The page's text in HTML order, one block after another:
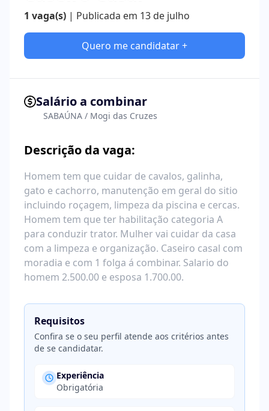
1 vaga(s) | Publicada em 13 de julho
Quero me candidatar +
Salário a combinar
SABAÚNA / Mogi das Cruzes
Descrição da vaga:
Homem tem que cuidar de cavalos, galinha,
gato e cachorro, manutenção em geral do sitio
incluindo roçagem, limpeza da piscina e cercas.
Homem tem que ter habilitação categoria A
para conduzir trator. Mulher vai cuidar da casa
com a limpeza e organização. Caseiro casal com
moradia e com 1 folga á combinar. Salario do
homem 2.500.00 e esposa 1.700.00.
Requisitos
Confira se o seu perfil atende aos critérios antes
de se candidatar.
Experiência
Obrigatória